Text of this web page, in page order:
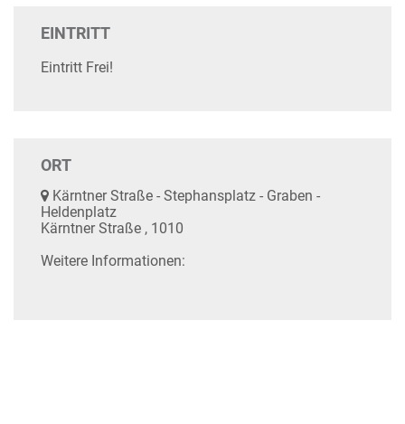
EINTRITT
Eintritt Frei!
ORT
Kärntner Straße - Stephansplatz - Graben -
Heldenplatz
Kärntner Straße , 1010
Weitere Informationen: